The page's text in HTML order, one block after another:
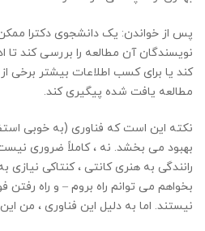
پس از خواندن: یک دانشجوی دکترا
نویسندگان آن مطالعه را بررسی کند تا
کند یا برای کسب اطلاعات بیشتر برخی
مطالعه یافت شده پیگیری کند.
نکته این است که فناوری (به خوبی
بهبود می بخشد. نه ، کاملاً ضروری
رانندگی به هنری کانتی ، کنتاکی نیازی
بخواهم می توانم راه بروم – و راه رفتن
نیستند. اما به دلیل این فناوری ، من